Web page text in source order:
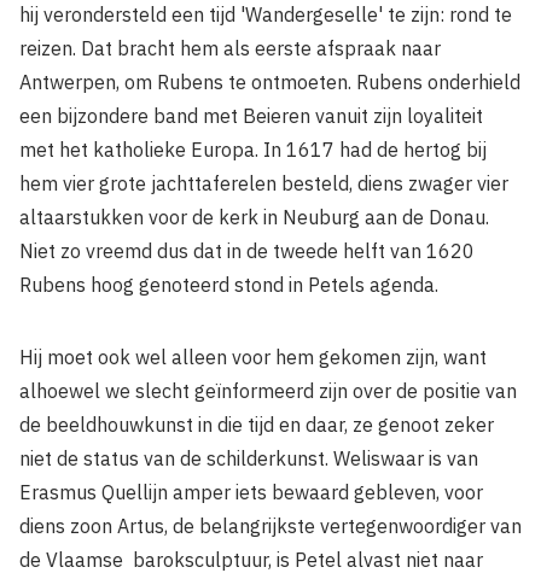
hij verondersteld een tijd 'Wandergeselle' te zijn: rond te
reizen. Dat bracht hem als eerste afspraak naar
Antwerpen, om Rubens te ontmoeten. Rubens onderhield
een bijzondere band met Beieren vanuit zijn loyaliteit
met het katholieke Europa. In 1617 had de hertog bij
hem vier grote jachttaferelen besteld, diens zwager vier
altaarstukken voor de kerk in Neuburg aan de Donau.
Niet zo vreemd dus dat in de tweede helft van 1620
Rubens hoog genoteerd stond in Petels agenda.
Hij moet ook wel alleen voor hem gekomen zijn, want
alhoewel we slecht geïnformeerd zijn over de positie van
de beeldhouwkunst in die tijd en daar, ze genoot zeker
niet de status van de schilderkunst. Weliswaar is van
Erasmus Quellijn amper iets bewaard gebleven, voor
diens zoon Artus, de belangrijkste vertegenwoordiger van
de Vlaamse baroksculptuur, is Petel alvast niet naar